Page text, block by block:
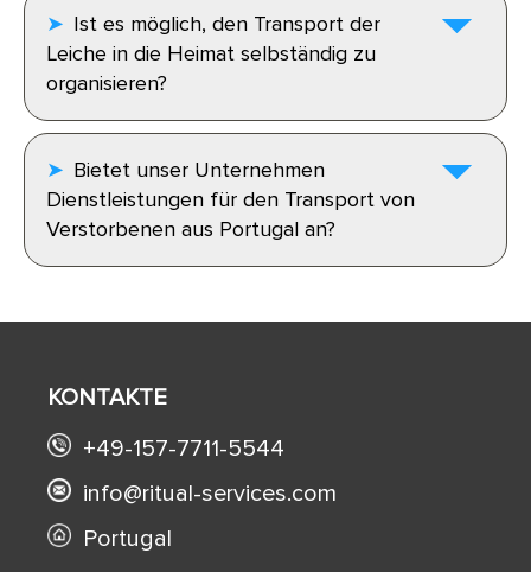
Ist es möglich, den Transport der
Leiche in die Heimat selbständig zu
organisieren?
Bietet unser Unternehmen
Dienstleistungen für den Transport von
Verstorbenen aus Portugal an?
KONTAKTE
+49-157-7711-5544
info@ritual-services.com
Portugal